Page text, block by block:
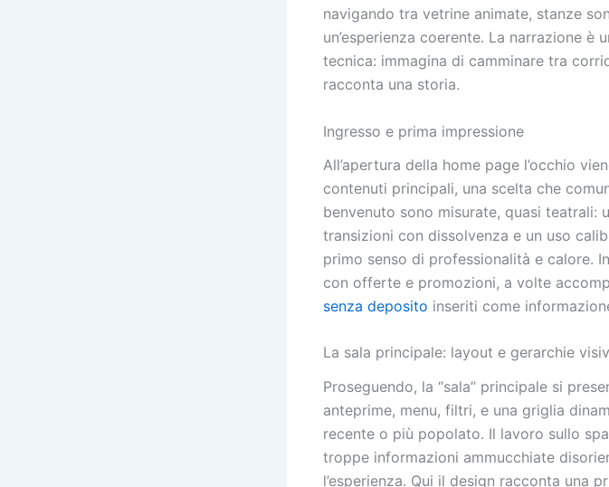
navigando tra vetrine animate, stanze
un’esperienza coerente. La narrazione è
tecnica: immagina di camminare tra
racconta una storia.
Ingresso e prima impressione
All’apertura della home page l’occhio
contenuti principali, una scelta che
benvenuto sono misurate, quasi teatrali:
transizioni con dissolvenza e un uso
primo senso di professionalità e calore.
con offerte e promozioni, a volte
senza deposito inseriti come
La sala principale: layout e gerarchie
Proseguendo, la “sala” principale si
anteprime, menu, filtri, e una griglia
recente o più popolato. Il lavoro sullo
troppe informazioni ammucchiate
l’esperienza. Qui il design racconta una